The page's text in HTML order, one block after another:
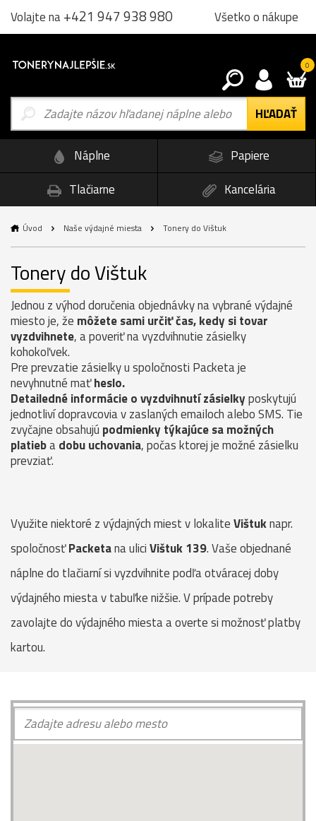
Volajte na+421 947 938 980 Všetko o nákupe
0
Náplne
Papiere
Tlačiarne
Kancelária
Úvod Naše výdajné miesta Tonery do Vištuk
Tonery do Vištuk
Jednou z výhod doručenia objednávky na vybrané výdajné
miesto je, že môžete sami určiť čas, kedy si tovar
vyzdvihnete, a poveriť na vyzdvihnutie zásielky
kohokoľvek.
Pre prevzatie zásielky u spoločnosti Packeta je
nevyhnutné maťheslo.
Detailedné informácie o vyzdvihnutí zásielkyposkytujú
jednotliví dopravcovia v zaslaných emailoch alebo SMS. Tie
zvyčajne obsahujú podmienky týkajúce sa možných
platiebadobu uchovania, počas ktorej je možné zásielku
prevziať.
Využite niektoré z výdajných miest v lokaliteVištuknapr.
spoločnosťPacketana uliciVištuk 139. Vaše objednané
náplne do tlačiarní si vyzdvihnite podľa otváracej doby
výdajného miesta v tabuľke nižšie. V prípade potreby
zavolajte do výdajného miesta a overte si možnosť platby
kartou.